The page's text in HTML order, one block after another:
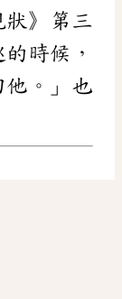
狀》第三
時候，
他。」也